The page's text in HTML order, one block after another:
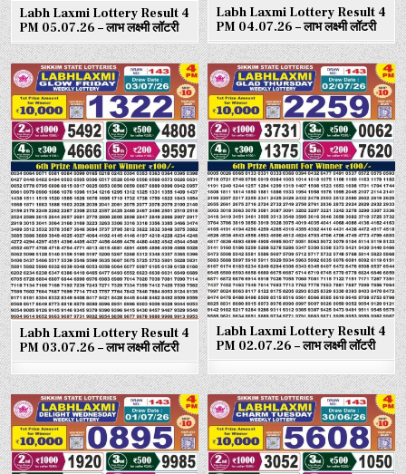
Labh Laxmi Lottery Result 4
PM 05.07.26 – लाभ लक्ष्मी लॉटरी
Labh Laxmi Lottery Result 4
PM 04.07.26 – लाभ लक्ष्मी लॉटरी
Labh Laxmi Lottery Result 4
PM 03.07.26 – लाभ लक्ष्मी लॉटरी
Labh Laxmi Lottery Result 4
PM 02.07.26 – लाभ लक्ष्मी लॉटरी